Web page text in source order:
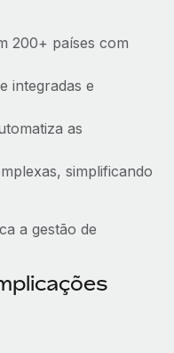
200+ países com
integradas e
as
simplificando
a gestão de